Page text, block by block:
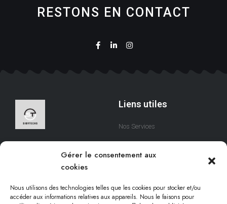
Gérer le consentement aux
cookies
Nous utilisons des technologies telles que les cookies pour stocker et/ou
accéder aux informations relatives aux appareils. Nous le faisons pour
RESTONS EN CONTACT
qui s’efforce de créer des
solutions digitales qui
Liens utiles
Nos Services
A Propos